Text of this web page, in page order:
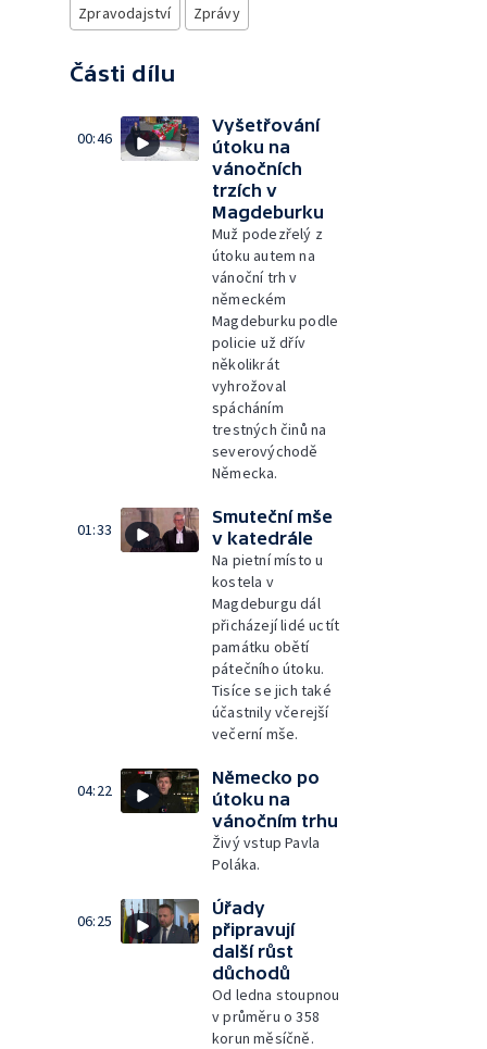
Zpravodajství Zprávy
Části dílu
00:46
Vyšetřování
útoku na
vánočních
trzích v
Magdeburku
Muž podezřelý z
útoku autem na
vánoční trh v
německém
Magdeburku podle
policie už dřív
několikrát
vyhrožoval
spácháním
trestných činů na
severovýchodě
Německa.
01:33
Smuteční mše
v katedrále
Na pietní místo u
kostela v
Magdeburgu dál
přicházejí lidé uctít
památku obětí
pátečního útoku.
Tisíce se jich také
účastnily včerejší
večerní mše.
04:22
Německo po
útoku na
vánočním trhu
Živý vstup Pavla
Poláka.
06:25
Úřady
připravují
další růst
důchodů
Od ledna stoupnou
v průměru o 358
korun měsíčně.